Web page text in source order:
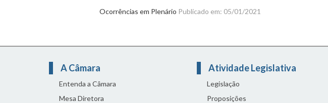
Ocorrências em Plenário Publicado em: 05/01/2021
A Câmara
Entenda a Câmara
Mesa Diretora
Atividade Legislativa
Legislação
Proposições